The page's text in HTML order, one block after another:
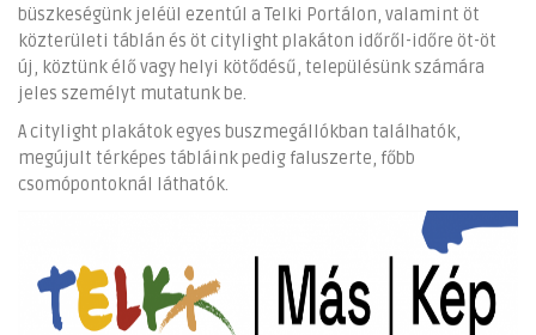
büszkeségünk jeléül ezentúl a Telki Portálon, valamint öt
közterületi táblán és öt citylight plakáton időről-időre öt-öt
új, köztünk élő vagy helyi kötődésű, településünk számára
jeles személyt mutatunk be.
A citylight plakátok egyes buszmegállókban találhatók,
megújult térképes tábláink pedig faluszerte, főbb
csomópontoknál láthatók.